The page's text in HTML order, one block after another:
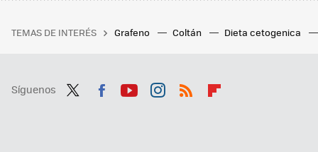
TEMAS DE INTERÉS Grafeno Coltán Dieta cetogenica
Síguenos